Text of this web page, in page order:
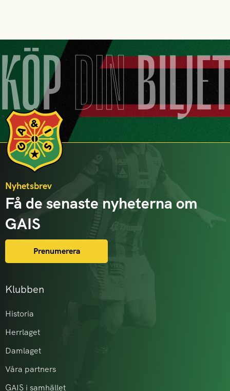
KÖPDIN
Klubben
Historia
Herrlaget
Damlaget
Våra partners
GAIS i samhället
Nyhetsbrev
Få de senaste nyheterna om
GAIS
Prenumerera